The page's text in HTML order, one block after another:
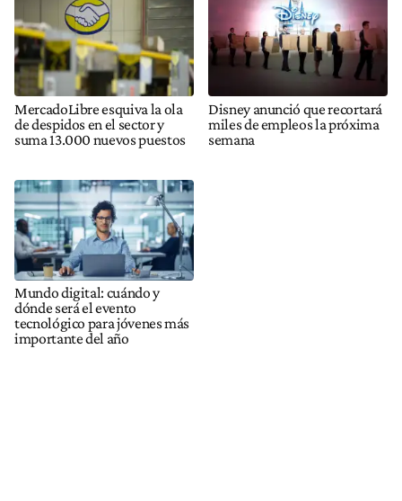
MercadoLibre esquiva la ola
de despidos en el sector y
suma 13.000 nuevos puestos
Disney anunció que recortará
miles de empleos la próxima
semana
Mundo digital: cuándo y
dónde será el evento
tecnológico para jóvenes más
importante del año